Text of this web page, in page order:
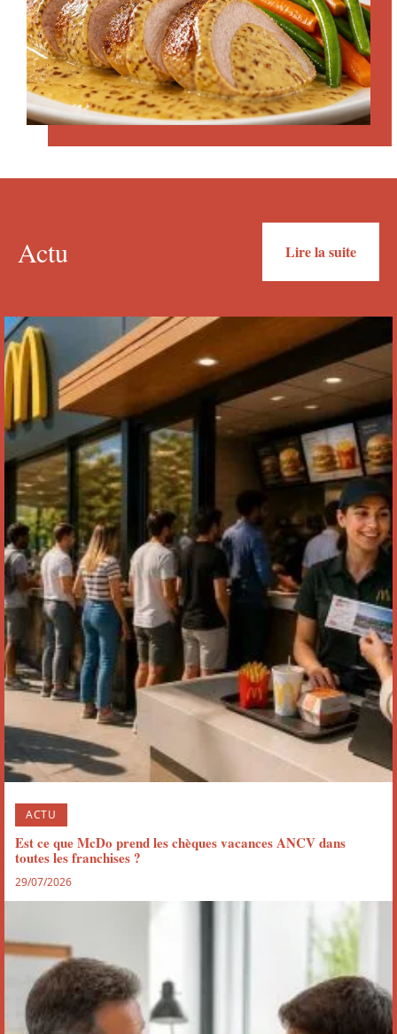
Actu Lire la suite
ACTU
Est ce que McDo prend les chèques vacances ANCV dans
toutes les franchises ?
29/07/2026